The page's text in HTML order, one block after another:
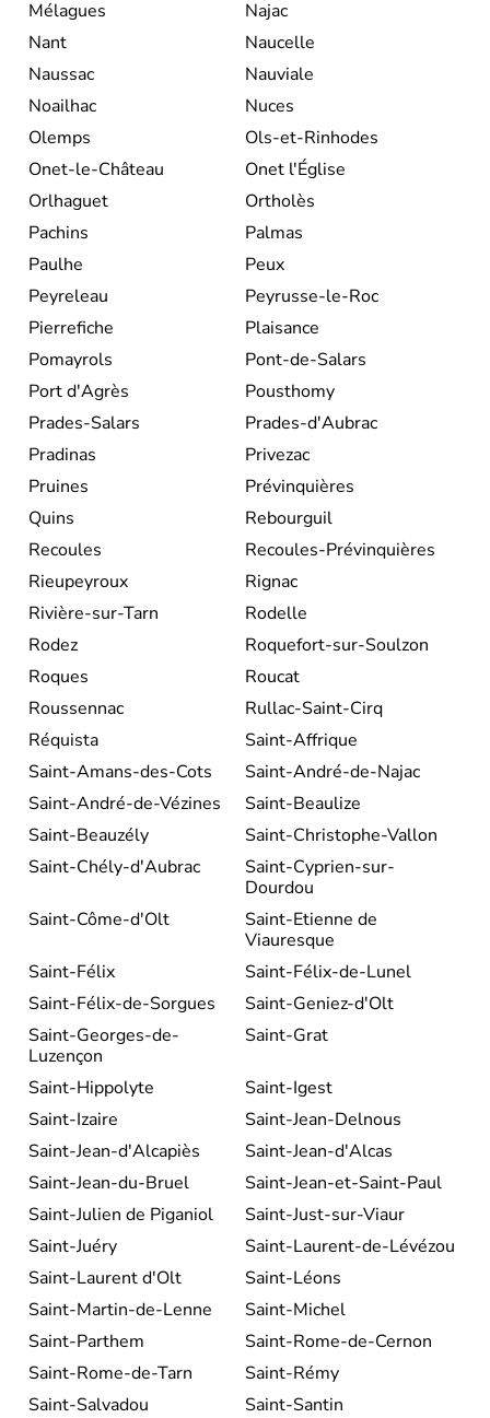
Mélagues
Najac
Nant
Naucelle
Naussac
Nauviale
Noailhac
Nuces
Olemps
Ols-et-Rinhodes
Onet-le-Château
Onet l'Église
Orlhaguet
Ortholès
Pachins
Palmas
Paulhe
Peux
Peyreleau
Peyrusse-le-Roc
Pierrefiche
Plaisance
Pomayrols
Pont-de-Salars
Port d'Agrès
Pousthomy
Prades-Salars
Prades-d'Aubrac
Pradinas
Privezac
Pruines
Prévinquières
Quins
Rebourguil
Recoules
Recoules-Prévinquières
Rieupeyroux
Rignac
Rivière-sur-Tarn
Rodelle
Rodez
Roquefort-sur-Soulzon
Roques
Roucat
Roussennac
Rullac-Saint-Cirq
Réquista
Saint-Affrique
Saint-Amans-des-Cots
Saint-André-de-Najac
Saint-André-de-Vézines
Saint-Beaulize
Saint-Beauzély
Saint-Christophe-Vallon
Saint-Chély-d'Aubrac
Saint-Cyprien-sur-
Dourdou
Saint-Côme-d'Olt
Saint-Etienne de
Viauresque
Saint-Félix
Saint-Félix-de-Lunel
Saint-Félix-de-Sorgues
Saint-Geniez-d'Olt
Saint-Georges-de-
Luzençon
Saint-Grat
Saint-Hippolyte
Saint-Igest
Saint-Izaire
Saint-Jean-Delnous
Saint-Jean-d'Alcapiès
Saint-Jean-d'Alcas
Saint-Jean-du-Bruel
Saint-Jean-et-Saint-Paul
Saint-Julien de Piganiol
Saint-Just-sur-Viaur
Saint-Juéry
Saint-Laurent-de-Lévézou
Saint-Laurent d'Olt
Saint-Léons
Saint-Martin-de-Lenne
Saint-Michel
Saint-Parthem
Saint-Rome-de-Cernon
Saint-Rome-de-Tarn
Saint-Rémy
Saint-Salvadou
Saint-Santin